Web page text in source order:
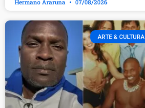
Hermano Araruna 07/08/2026
ARTE & CULTURA